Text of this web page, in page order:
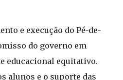
e execução do Pé-de-
do governo em
educacional equitativo.
alunos e o suporte das